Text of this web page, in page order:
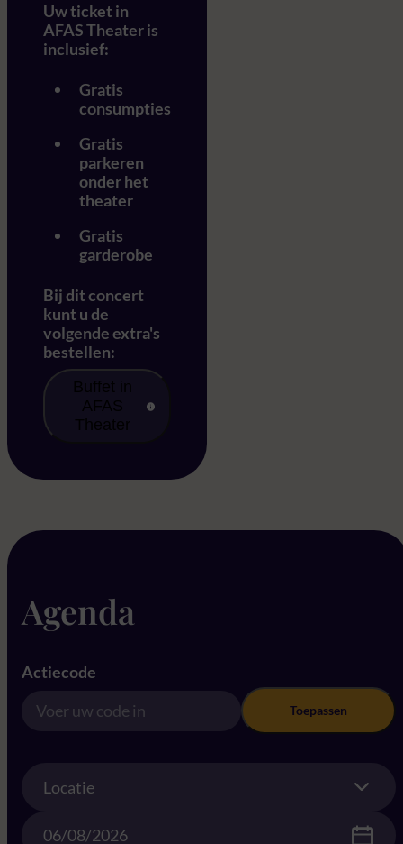
Uw ticket in
AFAS Theater is
inclusief:
Gratis
consumpties
Gratis
parkeren
onder het
theater
Gratis
garderobe
Bij dit concert
kunt u de
volgende extra's
bestellen:
Buffet in
AFAS
Theater
Agenda
Actiecode
Toepassen
Locatie